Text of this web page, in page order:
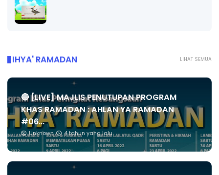
LIHAT SEMUA
IHYA' RAMADAN
🔴 [LIVE] MAJLIS PENUTUPAN PROGRAM
KHAS RAMADAN : AHLAN YA RAMADAN
#06...
Unknown 4 tahun yang lalu